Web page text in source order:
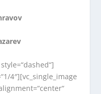
4″][vc_single_image